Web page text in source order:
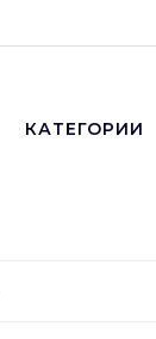
КАТЕГОРИИ